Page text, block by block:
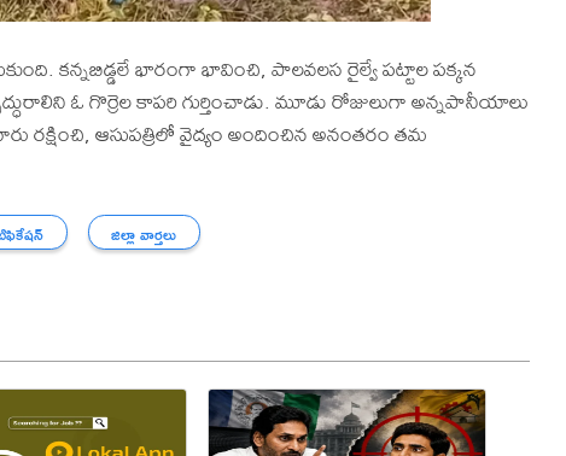
కన్నబిడ్డలే భారంగా భావించి, పాలవలస రైల్వే పట్టాల పక్కన
ఓ గొర్రెల కాపరి గుర్తించాడు. మూడు రోజులుగా అన్నపానీయాలు
రక్షించి, ఆసుపత్రిలో వైద్యం అందించిన అనంతరం తమ
జిల్లా వార్తలు